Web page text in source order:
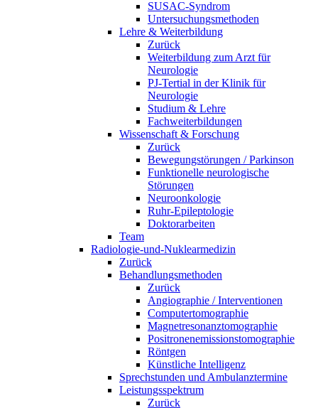
SUSAC-Syndrom
Untersuchungsmethoden
Lehre & Weiterbildung
Zurück
Weiterbildung zum Arzt für
Neurologie
PJ-Tertial in der Klinik für
Neurologie
Studium & Lehre
Fachweiterbildungen
Wissenschaft & Forschung
Zurück
Bewegungstörungen / Parkinson
Funktionelle neurologische
Störungen
Neuroonkologie
Ruhr-Epileptologie
Doktorarbeiten
Team
Radiologie-und-Nuklearmedizin
Zurück
Behandlungsmethoden
Zurück
Angiographie / Interventionen
Computertomographie
Magnetresonanztomographie
Positronenemissionstomographie
Röntgen
Künstliche Intelligenz
Sprechstunden und Ambulanztermine
Leistungsspektrum
Zurück